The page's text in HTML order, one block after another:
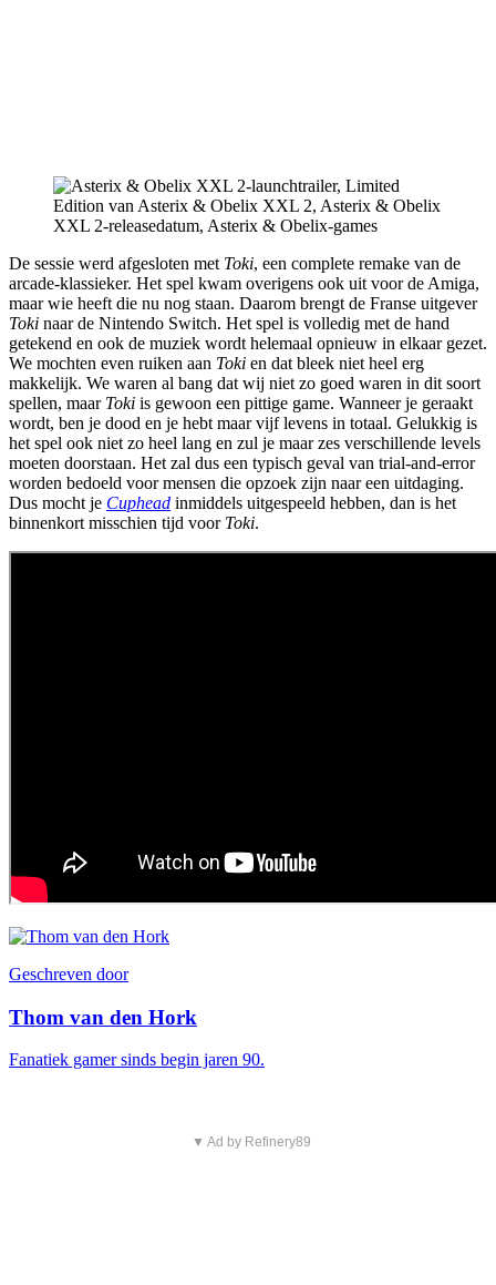
De sessie werd afgesloten met Toki, een complete remake van de
arcade-klassieker. Het spel kwam overigens ook uit voor de Amiga,
maar wie heeft die nu nog staan. Daarom brengt de Franse uitgever
Toki naar de Nintendo Switch. Het spel is volledig met de hand
getekend en ook de muziek wordt helemaal opnieuw in elkaar gezet.
We mochten even ruiken aan Toki en dat bleek niet heel erg
makkelijk. We waren al bang dat wij niet zo goed waren in dit soort
spellen, maar Toki is gewoon een pittige game. Wanneer je geraakt
wordt, ben je dood en je hebt maar vijf levens in totaal. Gelukkig is
het spel ook niet zo heel lang en zul je maar zes verschillende levels
moeten doorstaan. Het zal dus een typisch geval van trial-and-error
worden bedoeld voor mensen die opzoek zijn naar een uitdaging.
Dus mocht je Cuphead inmiddels uitgespeeld hebben, dan is het
binnenkort misschien tijd voor Toki.
Geschreven door
Thom van den Hork
Fanatiek gamer sinds begin jaren 90.
▼ Ad by Refinery89